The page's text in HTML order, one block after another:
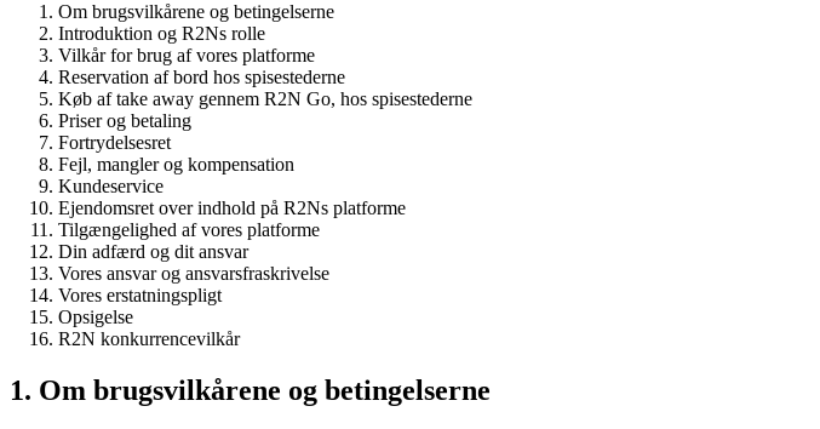
Om brugsvilkårene og betingelserne
Introduktion og R2Ns rolle
Vilkår for brug af vores platforme
Reservation af bord hos spisestederne
Køb af take away gennem R2N Go, hos spisestederne
Priser og betaling
Fortrydelsesret
Fejl, mangler og kompensation
Kundeservice
Ejendomsret over indhold på R2Ns platforme
Tilgængelighed af vores platforme
Din adfærd og dit ansvar
Vores ansvar og ansvarsfraskrivelse
Vores erstatningspligt
Opsigelse
R2N konkurrencevilkår
1. Om brugsvilkårene og betingelserne